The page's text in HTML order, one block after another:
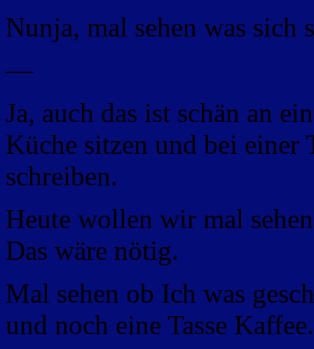
Nunja, mal sehen was sich
—
Ja, auch das ist schän an
Küche sitzen und bei einer
schreiben.
Heute wollen wir mal
Das wäre nötig.
Mal sehen ob Ich was
und noch eine Tasse Kaffee.